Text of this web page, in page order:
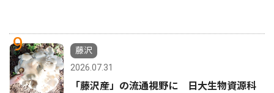
9
藤沢
2026.07.31
「藤沢産」の流通視野に 日大生物資源科